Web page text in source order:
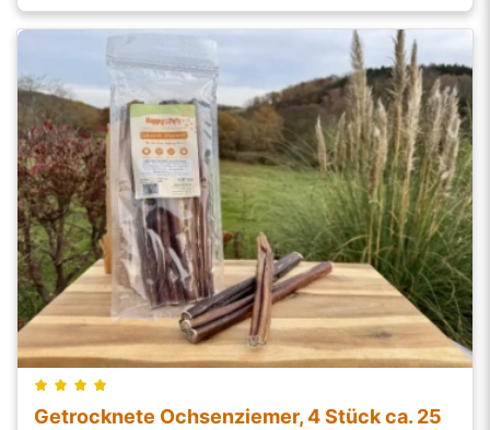
Getrocknete Ochsenziemer, 4 Stück ca. 25